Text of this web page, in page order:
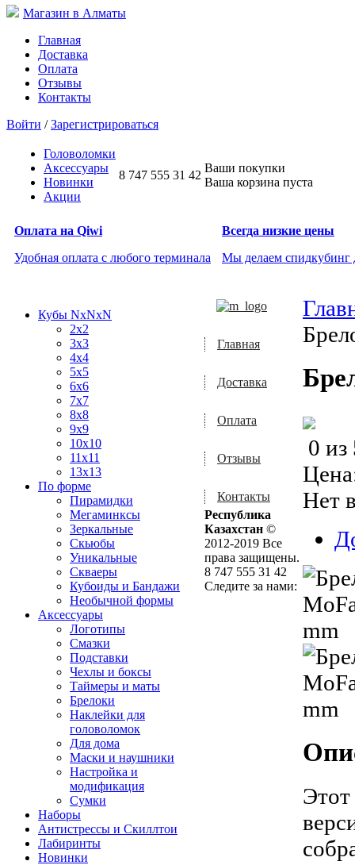
Магазин в Алматы
Главная
Доставка
Оплата
Отзывы
Контакты
Войти /Зарегистрироваться
Головоломки
Аксессуары
Новинки
Акции
8 747 555 31 42
Ваши покупки
Ваша корзина пуста
Оплата на Qiwi
Удобная оплата с любого терминала
Всегда низкие цены
Мы делаем спидкубинг
Кубы NxNxN
2x2
3x3
4x4
5x5
6x6
7x7
8x8
9x9
10x10
11x11
13x13
По форме
Пирамидки
Мегаминксы
Зеркальные
Скьюбы
Уникальные
Скваеры
Кубоиды и Бандажи
Необычной формы
Аксессуары
Логотипы
Смазки
Подставки
Чехлы и боксы
Таймеры и маты
Брелоки
Наклейки для
головоломок
Для дома
Маски и наушники
Настройка и
модификация
Сумки
Наборы
Антистрессы и Скиллтои
Лабиринты
Новинки
0 из
Нет
Главная
Доставка
Оплата
Отзывы
Контакты
Республика
Казахстан ©
2012-2019 Все
права защищены.
8 747 555 31 42
Следите за нами: